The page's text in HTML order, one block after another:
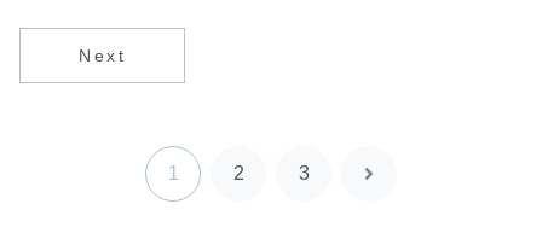
Next
1 2 3
次